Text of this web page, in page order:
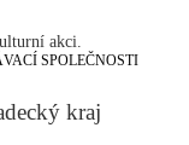
akci.
SPOLEČNOSTI